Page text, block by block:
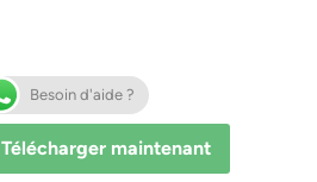
Besoin d'aide ?
Télécharger maintenant